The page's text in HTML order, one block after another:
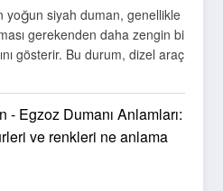
yoğun siyah duman, genellikle
gerekenden daha zengin bi
gösterir. Bu durum, dizel araç
- Egzoz Dumanı Anlamları:
ve renkleri ne anlama